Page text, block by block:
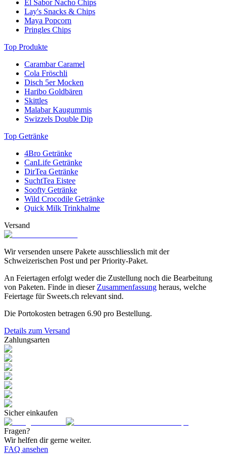
El Sabor Nacho Chips
Lay's Snacks & Chips
Maya Popcorn
Pringles Chips
Top Produkte
Carambar Caramel
Cola Fröschli
Disch 5er Mocken
Haribo Goldbären
Skittles
Malabar Kaugummis
Swizzels Double Dip
Top Getränke
4Bro Getränke
CanLife Getränke
DirTea Getränke
SuchtTea Eistee
Soofty Getränke
Wild Crocodile Getränke
Quick Milk Trinkhalme
Versand
Wir versenden unsere Pakete ausschliesslich mit der
Schweizerischen Post und per Priority-Paket.
An Feiertagen erfolgt weder die Zustellung noch die Bearbeitung
von Paketen. Finde in dieser Zusammenfassung heraus, welche
Feiertage für Sweets.ch relevant sind.
Die Portokosten betragen 6.90 pro Bestellung.
Details zum Versand
Zahlungsarten
Sicher einkaufen
Fragen?
Wir helfen dir gerne weiter.
FAQ ansehen